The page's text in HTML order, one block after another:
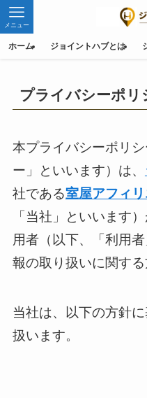
メニュー
ホーム ジョイントハブとは
プライバシーポリ
本プライバシーポリ
ー」といいます）は、
社である室屋アフィ
「当社」といいます
用者（以下、「利用
報の取り扱いに関する
当社は、以下の方針
扱います。